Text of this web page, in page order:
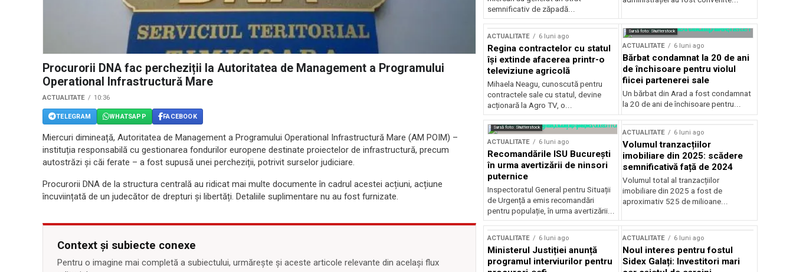
Procurorii DNA fac percheziții la Autoritatea de Management a Programului
Operational Infrastructură Mare
ACTUALITATE 10:36
TELEGRAM WHATSAPP FACEBOOK
Miercuri dimineață, Autoritatea de Management a Programului Operational Infrastructură Mare (AM POIM) –
instituția responsabilă cu gestionarea fondurilor europene destinate proiectelor de infrastructură, precum
autostrăzi și căi ferate – a fost supusă unei percheziții, potrivit surselor judiciare.
Procurorii DNA de la structura centrală au ridicat mai multe documente în cadrul acestei acțiuni, acțiune
încuviințată de un judecător de drepturi și libertăți. Detaliile suplimentare nu au fost furnizate.
Context și subiecte conexe
Pentru o imagine mai completă a subiectului, urmărește și aceste articole relevante din același flux
semnificativ de zăpadă...
ACTUALITATE 6 luni ago
Regina contractelor cu statul
își extinde afacerea printr-o
televiziune agricolă
Mihaela Neagu, cunoscută pentru
contractele sale cu statul, devine
acționară la Agro TV, o...
Sursă foto: Shutterstock
ACTUALITATE 6 luni ago
Bărbat condamnat la 20 de ani
de închisoare pentru violul
fiicei partenerei sale
Un bărbat din Arad a fost condamnat
la 20 de ani de închisoare pentru...
Sursă foto: Shutterstock
ACTUALITATE 6 luni ago
Recomandările ISU București
în urma avertizării de ninsori
puternice
Inspectoratul General pentru Situații
de Urgență a emis recomandări
pentru populație, în urma avertizării...
ACTUALITATE 6 luni ago
Volumul tranzacțiilor
imobiliare din 2025: scădere
semnificativă față de 2024
Volumul total al tranzacțiilor
imobiliare din 2025 a fost de
aproximativ 525 de milioane...
ACTUALITATE 6 luni ago
Ministerul Justiției anunță
programul interviurilor pentru
ACTUALITATE 6 luni ago
Noul interes pentru fostul
Sidex Galați: Investitori mari